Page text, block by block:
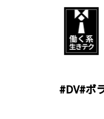
#DV#ボ